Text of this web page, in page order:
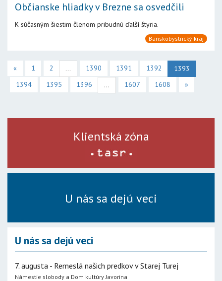
Občianske hliadky v Brezne sa osvedčili
K súčasným šiestim členom pribudnú ďalší štyria.
Banskobystrický kraj
« 1 2 ... 1390 1391 1392
1393
1394
1395 1396 ... 1607 1608 »
Klientská zóna
U nás sa dejú veci
U nás sa dejú veci
7. augusta - Remeslá našich predkov v Starej Turej
Námestie slobody a Dom kultúry Javorina